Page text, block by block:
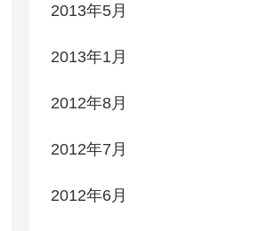
2013年5月
2013年1月
2012年8月
2012年7月
2012年6月